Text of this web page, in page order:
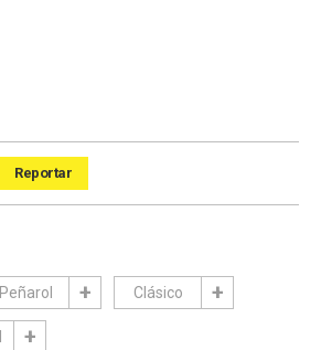
Reportar
Peñarol Clásico